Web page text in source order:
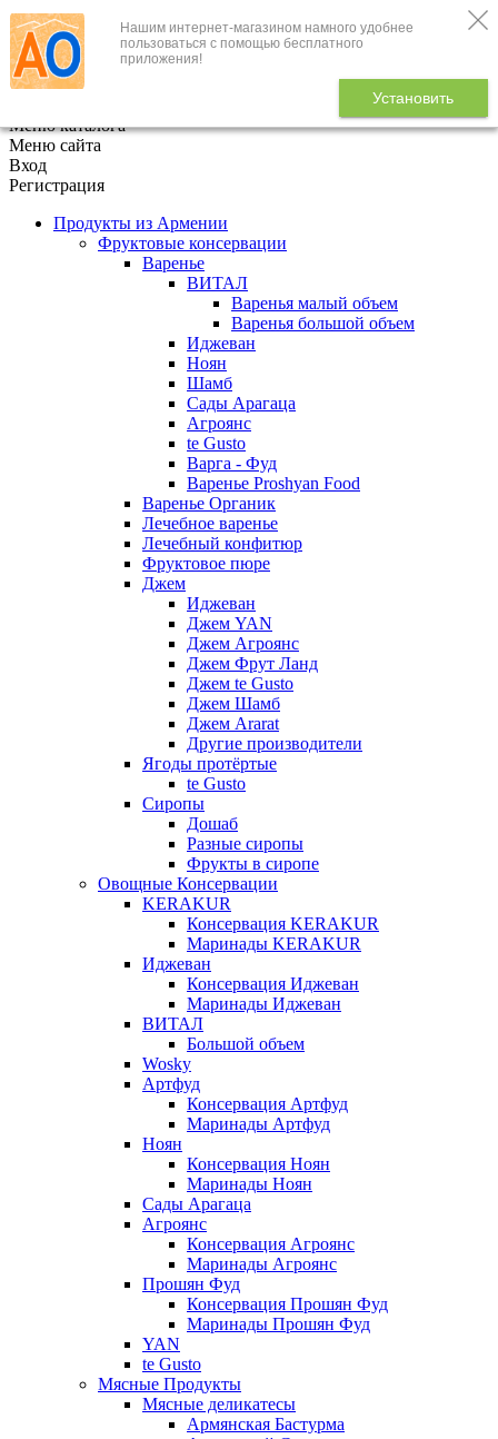
Нашим интернет-магазином намного удобнее
пользоваться с помощью бесплатного
приложения!
Установить
+7 (495) 646-888-1
В корзине
Меню каталога
Меню сайта
Вход
Регистрация
Продукты из Армении
Фруктовые консервации
Варенье
ВИТАЛ
Варенья малый объем
Варенья большой объем
Иджеван
Ноян
Шамб
Сады Арагаца
Агроянс
te Gusto
Варга - Фуд
Варенье Proshyan Food
Варенье Органик
Лечебное варенье
Лечебный конфитюр
Фруктовое пюре
Джем
Иджеван
Джем YAN
Джем Агроянс
Джем Фрут Ланд
Джем te Gusto
Джем Шамб
Джем Ararat
Другие производители
Ягоды протёртые
te Gusto
Сиропы
Дошаб
Разные сиропы
Фрукты в сиропе
Овощные Консервации
KERAKUR
Консервация KERAKUR
Маринады KERAKUR
Иджеван
Консервация Иджеван
Маринады Иджеван
ВИТАЛ
Большой объем
Wosky
Артфуд
Консервация Артфуд
Маринады Артфуд
Ноян
Консервация Ноян
Маринады Ноян
Сады Арагаца
Агроянс
Консервация Агроянс
Маринады Агроянс
Прошян Фуд
Консервация Прошян Фуд
Маринады Прошян Фуд
YAN
te Gusto
Мясные Продукты
Мясные деликатесы
Армянская Бастурма